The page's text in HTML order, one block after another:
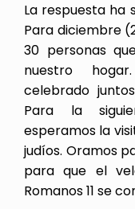
La respuesta ha
Para diciembre
30 personas
nuestro
celebrado
Para la
esperamos la
judíos. Oramos
para que el
Romanos 11 se